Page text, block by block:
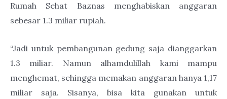
Rumah Sehat Baznas menghabiskan anggaran
sebesar 1.3 miliar rupiah.
“Jadi untuk pembangunan gedung saja dianggarkan
1.3 miliar. Namun alhamdulillah kami mampu
menghemat, sehingga memakan anggaran hanya 1,17
miliar saja. Sisanya, bisa kita gunakan untuk